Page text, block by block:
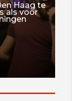
Haag te
als voor